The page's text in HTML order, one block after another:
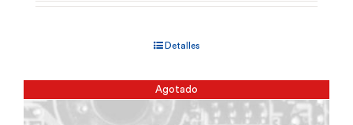
Detalles
Agotado